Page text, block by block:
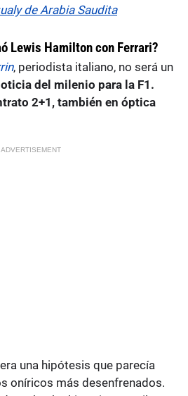
de Arabia Saudita
Lewis Hamilton con Ferrari?
, periodista italiano, no será un
del milenio para la F1.
2+1, también en óptica
ADVERTISEMENT
una hipótesis que parecía
oníricos más desenfrenados.